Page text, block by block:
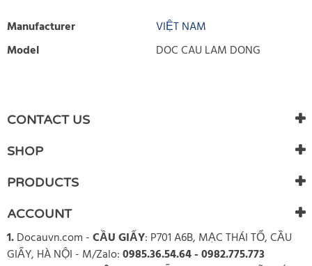
Manufacturer
VIỆT NAM
Model
DOC CAU LAM DONG
There are currently no product reviews. Be the first who write
review
CONTACT US
SHOP
PRODUCTS
ACCOUNT
1.Docauvn.com -CẦU GIẤY: P701 A6B, MẠC THÁI TỔ, CẦU
GIẤY, HÀ NỘI - M/Zalo:0985.36.54.64 - 0982.775.773